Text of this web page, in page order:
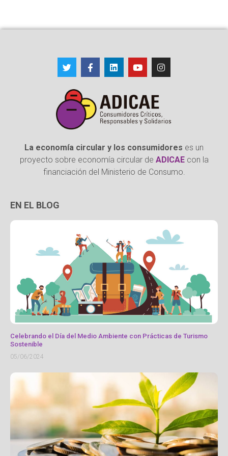
La economía circular y los consumidores es un
proyecto sobre economía circular de ADICAEcon la
financiación del Ministerio de Consumo.
EN EL BLOG
Celebrando el Día del Medio Ambiente con Prácticas de Turismo
Sostenible
05/06/2024